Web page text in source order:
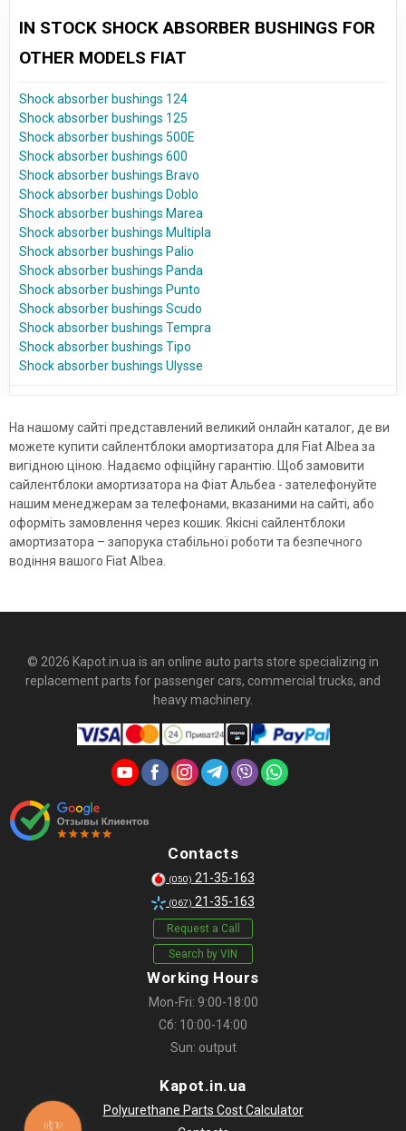
IN STOCK SHOCK ABSORBER BUSHINGS FOR
OTHER MODELS FIAT
Shock absorber bushings 124
Shock absorber bushings 125
Shock absorber bushings 500E
Shock absorber bushings 600
Shock absorber bushings Bravo
Shock absorber bushings Doblo
Shock absorber bushings Marea
Shock absorber bushings Multipla
Shock absorber bushings Palio
Shock absorber bushings Panda
Shock absorber bushings Punto
Shock absorber bushings Scudo
Shock absorber bushings Tempra
Shock absorber bushings Tipo
Shock absorber bushings Ulysse
На нашому сайті представлений великий онлайн каталог, де ви
можете купити сайлентблоки амортизатора для Fiat Albea за
вигідною ціною. Надаємо офіційну гарантію. Щоб замовити
сайлентблоки амортизатора на Фіат Альбеа - зателефонуйте
нашим менеджерам за телефонами, вказаними на сайті, або
оформіть замовлення через кошик. Якісні сайлентблоки
амортизатора – запорука стабільної роботи та безпечного
водіння вашого Fiat Albea.
© 2026 Kapot.in.ua is an online auto parts store specializing in
replacement parts for passenger cars, commercial trucks, and
heavy machinery.
Contacts
(050) 21-35-163
(067) 21-35-163
Request a Call
Search by VIN
Working Hours
Mon-Fri: 9:00-18:00
Сб: 10:00-14:00
Sun: output
Kapot.in.ua
Polyurethane Parts Cost Calculator
КНОПКА